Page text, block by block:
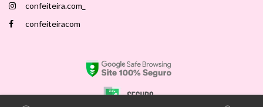
confeiteira.com_
confeiteiracom